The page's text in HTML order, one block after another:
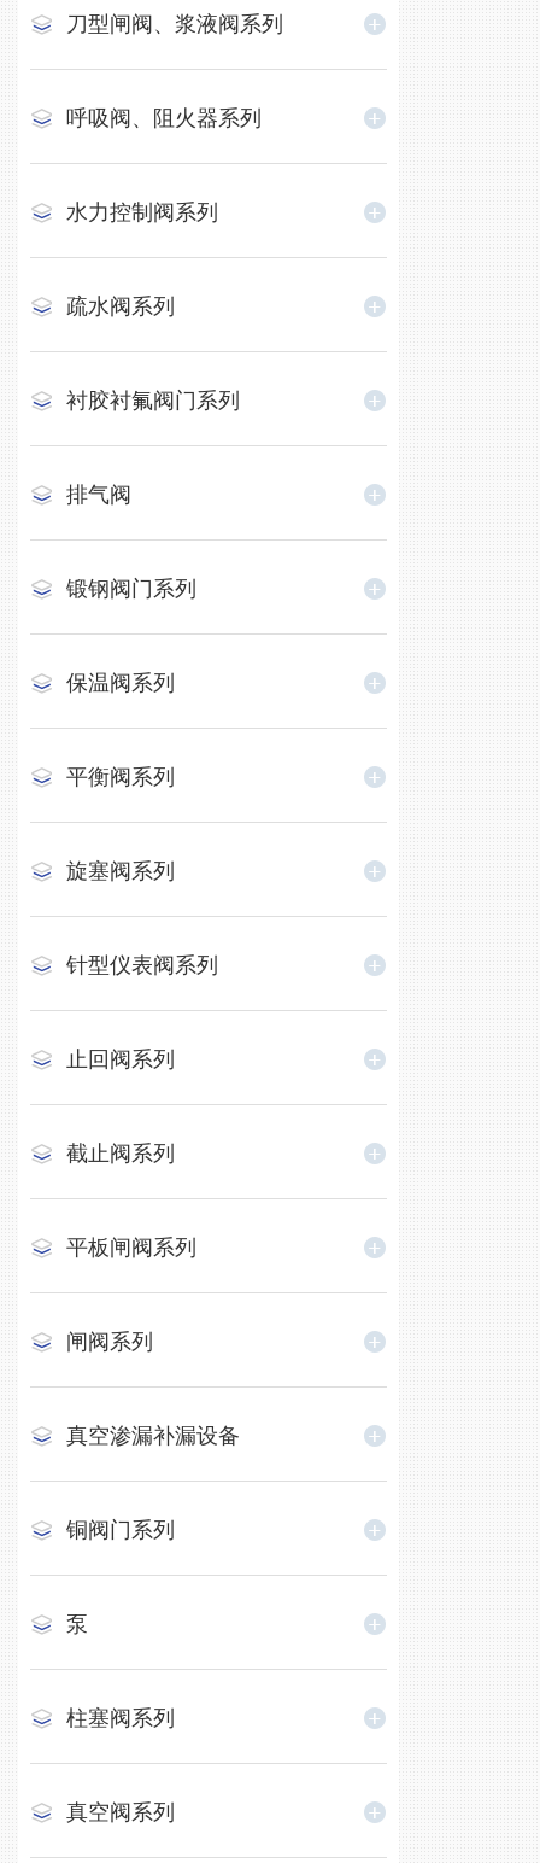
刀型闸阀、浆液阀系列
呼吸阀、阻火器系列
水力控制阀系列
疏水阀系列
衬胶衬氟阀门系列
排气阀
锻钢阀门系列
保温阀系列
平衡阀系列
旋塞阀系列
针型仪表阀系列
止回阀系列
截止阀系列
平板闸阀系列
闸阀系列
真空渗漏补漏设备
铜阀门系列
泵
柱塞阀系列
真空阀系列